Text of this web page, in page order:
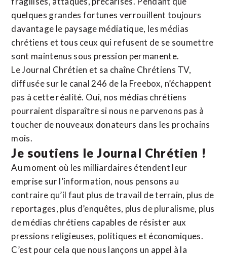
quelques grandes fortunes verrouillent toujours
davantage le paysage médiatique, les médias
chrétiens et tous ceux qui refusent de se soumettre
sont maintenus sous pression permanente.
Le Journal Chrétien et sa chaîne Chrétiens TV,
diffusée sur le canal 246 de la Freebox, n’échappent
pas à cette réalité. Oui, nos médias chrétiens
pourraient disparaître si nous ne parvenons pas à
toucher de nouveaux donateurs dans les prochains
mois.
Je soutiens le Journal Chrétien !
Au moment où les milliardaires étendent leur
emprise sur l’information, nous pensons au
contraire qu’il faut plus de travail de terrain, plus de
reportages, plus d’enquêtes, plus de pluralisme, plus
de médias chrétiens capables de résister aux
pressions religieuses, politiques et économiques.
C’est pour cela que nous lançons un appel à la